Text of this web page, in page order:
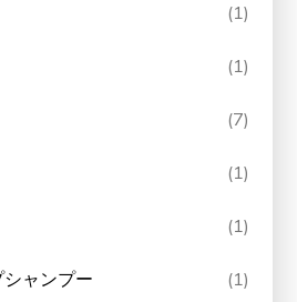
(1)
(1)
(7)
(1)
(1)
ャンプー (1)